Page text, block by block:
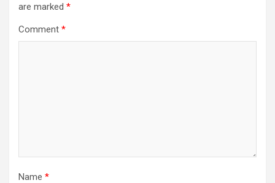
are marked *
Comment *
Name *